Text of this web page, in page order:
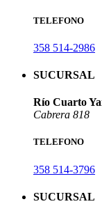
TELEFONO
358 514-2986
SUCURSAL
Río Cuarto
Cabrera 818
TELEFONO
358 514-3796
SUCURSAL